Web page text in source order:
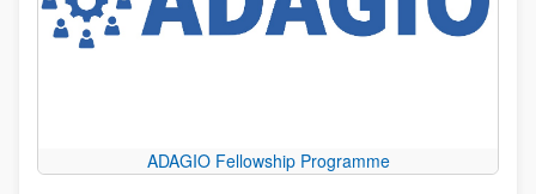
ADAGIO Fellowship Programme